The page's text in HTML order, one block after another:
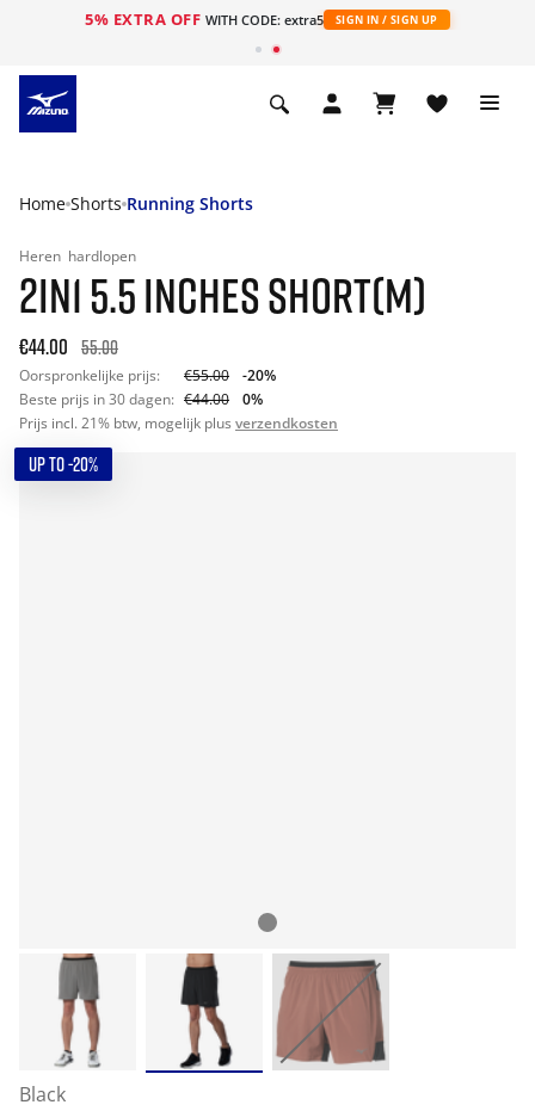
5% EXTRA OFF WITH CODE: extra5 SIGN IN / SIGN UP
Home Shorts Running Shorts
Heren hardlopen
2IN1 5.5 INCHES SHORT(M)
€44.00 55.00
Oorspronkelijke prijs: €55.00
-20%
Beste prijs in 30 dagen: €44.00
0%
Prijs incl. 21% btw, mogelijk plus verzendkosten
UP TO -20%
Black